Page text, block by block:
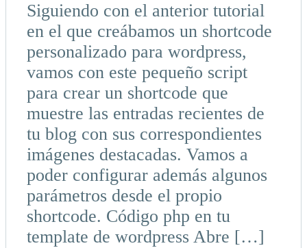
Siguiendo con el anterior tutorial
en el que creábamos un shortcode
personalizado para wordpress,
vamos con este pequeño script
para crear un shortcode que
muestre las entradas recientes de
tu blog con sus correspondientes
imágenes destacadas. Vamos a
poder configurar además algunos
parámetros desde el propio
shortcode. Código php en tu
template de wordpress Abre […]